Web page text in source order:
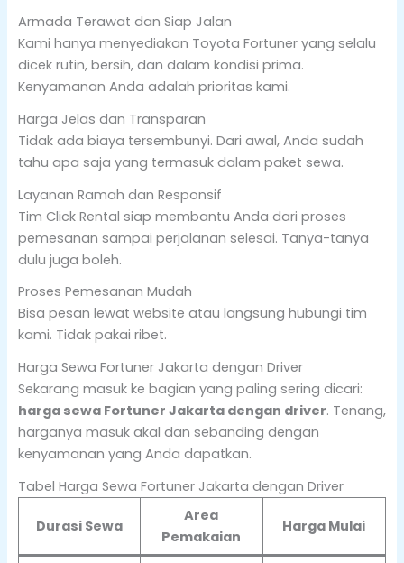
Armada Terawat dan Siap Jalan
Kami hanya menyediakan Toyota Fortuner yang selalu
dicek rutin, bersih, dan dalam kondisi prima.
Kenyamanan Anda adalah prioritas kami.
Harga Jelas dan Transparan
Tidak ada biaya tersembunyi. Dari awal, Anda sudah
tahu apa saja yang termasuk dalam paket sewa.
Layanan Ramah dan Responsif
Tim Click Rental siap membantu Anda dari proses
pemesanan sampai perjalanan selesai. Tanya-tanya
dulu juga boleh.
Proses Pemesanan Mudah
Bisa pesan lewat website atau langsung hubungi tim
kami. Tidak pakai ribet.
Harga Sewa Fortuner Jakarta dengan Driver
Sekarang masuk ke bagian yang paling sering dicari:
harga sewa Fortuner Jakarta dengan driver. Tenang,
harganya masuk akal dan sebanding dengan
kenyamanan yang Anda dapatkan.
Tabel Harga Sewa Fortuner Jakarta dengan Driver
Durasi Sewa
Area
Pemakaian
Harga Mulai